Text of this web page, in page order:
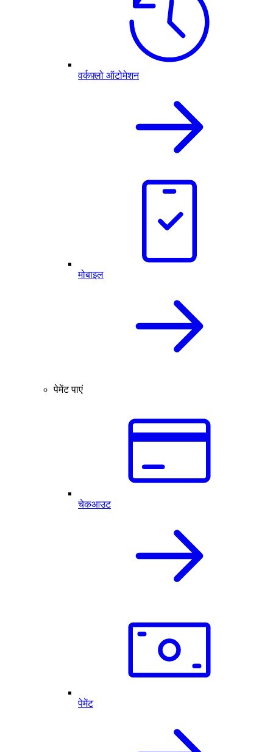
वर्कफ़्लो ऑटोमेशन
मोबाइल
पेमेंट पाएं
चेकआउट
पेमेंट